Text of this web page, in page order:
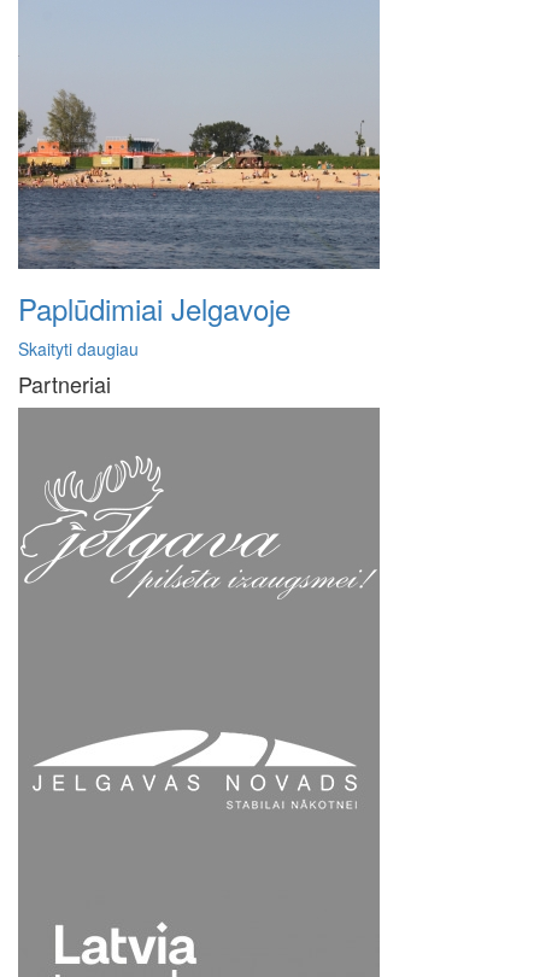
Paplūdimiai Jelgavoje
Skaityti daugiau
Partneriai